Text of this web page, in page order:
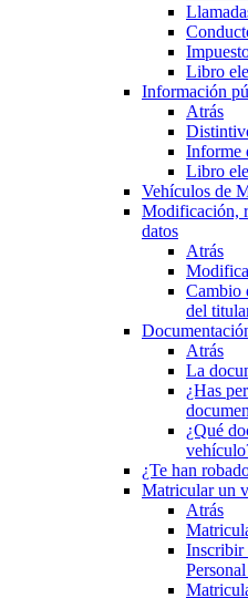
Libro
Información
Atrás
Informe
Libro
Vehículos de
Modificación,
datos
Atrás
Cambio
del
Atrás
La
¿Has
¿Qué
¿Te han
Matricular un
Atrás
Inscribir